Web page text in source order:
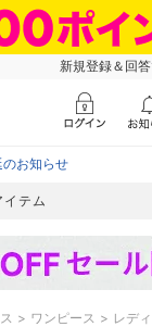
新規登録＆回
お知らせ
テム
ワンピース レデ